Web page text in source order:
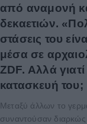
από αναμονή
δεκαετιών.
στάσεις του
μέσα σε
ZDF. Αλλά
κατασκευή του;
Μεταξύ άλλων το
συναντούσαν διαρκώς